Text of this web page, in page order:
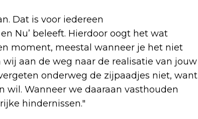
Dat is voor iedereen
Nu’ beleeft. Hierdoor oogt het wat
moment, meestal wanneer je het niet
wij aan de weg naar de realisatie van jouw
onderweg de zijpaadjes niet, want
wil. Wanneer we daaraan vasthouden
hindernissen."